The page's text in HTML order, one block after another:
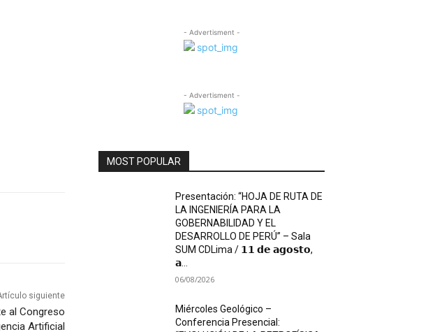
siguiente
al Congreso
Artificial
- Advertisment -
- Advertisment -
MOST POPULAR
Presentación: “HOJA DE RUTA DE
LA INGENIERÍA PARA LA
GOBERNABILIDAD Y EL
DESARROLLO DE PERÚ” – Sala
SUM CDLima / 𝟭𝟭 𝗱𝗲 𝗮𝗴𝗼𝘀𝘁𝗼,
𝗮...
06/08/2026
Miércoles Geológico –
Conferencia Presencial: